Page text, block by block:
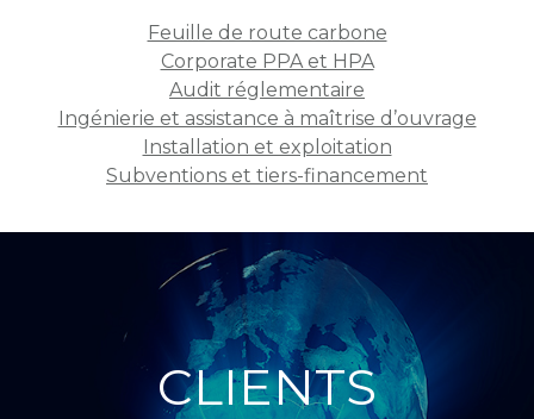
Feuille de route carbone
Corporate PPA et HPA
Audit réglementaire
Ingénierie et assistance à maîtrise d’ouvrage
Installation et exploitation
Subventions et tiers-financement
CLIENTS